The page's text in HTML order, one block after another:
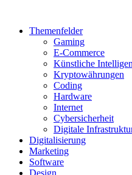
Themenfelder
Gaming
E-Commerce
Künstliche
Kryptowährungen
Coding
Hardware
Internet
Cybersicherheit
Digitale
Digitalisierung
Marketing
Software
Design